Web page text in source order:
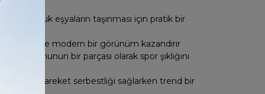
küçük eşyaların taşınması için pratik bir
ile şık ve modern bir görünüm kazandırır
koleksiyonunun bir parçası olarak spor şıklığını
tasarımı, hareket serbestliği sağlarken trend bir